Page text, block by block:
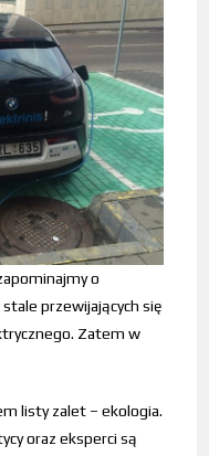
o
przewijających się
Zatem w
listy zalet – ekologia.
oraz eksperci są